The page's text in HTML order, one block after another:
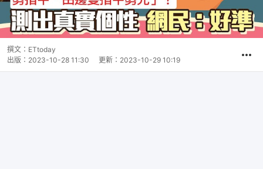
撰文： ETtoday
出版： 2023-10-28 11:30 更新： 2023-10-29 10:19